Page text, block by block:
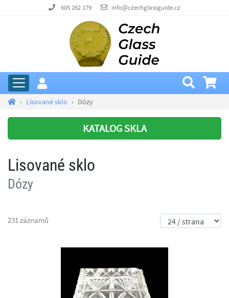
605 262 179 info@czechglassguide.cz
Lisované sklo Dózy
KATALOG SKLA
Lisované sklo
Dózy
231 záznamů